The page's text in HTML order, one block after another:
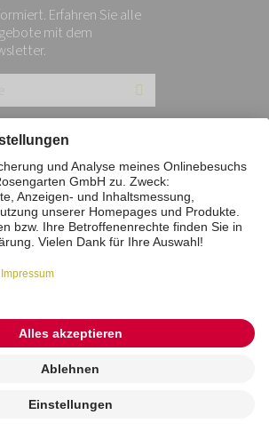
Erfahren Sie alle
mit dem
Stiftung
Zahlungsmittel
Vertrag widerrufen
Tierbestattung